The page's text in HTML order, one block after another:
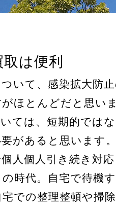
は便利
いて、感染拡大防
ほとんどだと思い
ては、短期的では
があると思います
人個人引き続き対
時代。自宅で待機
での整理整頓や掃